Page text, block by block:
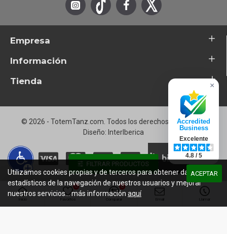
Empresa
Información
Tienda
© 2026 - TotemTanz.com. Todos los derechos reservados
Diseño: InterIberica
Inicio Favoritos
0
Comparar
0
Email Llamar
ACEPTAR
Utilizamos cookies propias y de terceros para obtener datos
estadísticos de la navegación de nuestros usuarios y mejorar
nuestros servicios... más información aquí
×
Accredited
Business
Excelente
4.8 / 5
FILTRAR PRODUCTOS